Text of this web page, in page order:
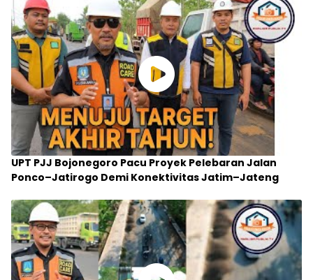
UPT PJJ Bojonegoro Pacu Proyek Pelebaran Jalan
Ponco–Jatirogo Demi Konektivitas Jatim–Jateng